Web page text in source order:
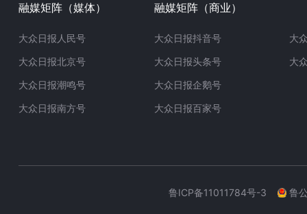
融媒矩阵（媒体）
大众日报人民号
大众日报北京号
大众日报潮鸣号
大众日报南方号
融媒矩阵（商业）
大众日报抖音号
大众日报头条号
大众日报企鹅号
大众日报百家号
大
大
鲁ICP备11011784号-3 鲁